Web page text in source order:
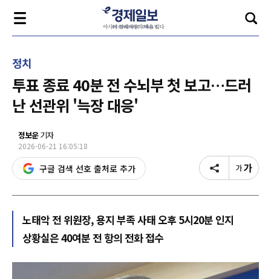
정치
투표 종료 40분 전 수뇌부 첫 보고…드러
난 선관위 '늑장 대응'
정보운기자
2026-06-21 16:05:18
구글 검색 선호 출처로 추가
노태악 전 위원장, 용지 부족 사태 오후 5시20분 인지
상황실은 40여분 전 항의 전화 접수